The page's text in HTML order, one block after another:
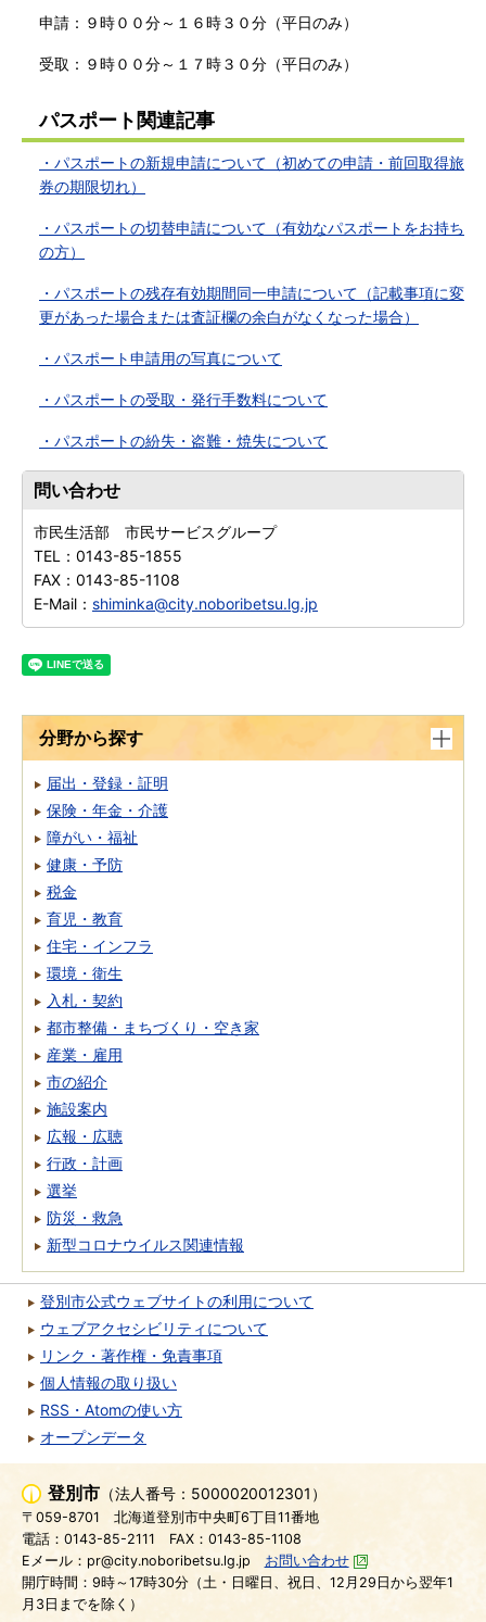
申請：９時００分～１６時３０分（平日のみ）
受取：９時００分～１７時３０分（平日のみ）
パスポート関連記事
・パスポートの新規申請について（初めての申請・前回取得旅
券の期限切れ）
・パスポートの切替申請について（有効なパスポートをお持ち
の方）
・パスポートの残存有効期間同一申請について（記載事項に変
更があった場合または査証欄の余白がなくなった場合）
・パスポート申請用の写真について
・パスポートの受取・発行手数料について
・パスポートの紛失・盗難・焼失について
問い合わせ
市民生活部 市民サービスグループ
TEL： 0143-85-1855
FAX： 0143-85-1108
E-Mail： shiminka@city.noboribetsu.lg.jp
分野から探す
届出・登録・証明
保険・年金・介護
障がい・福祉
健康・予防
税金
育児・教育
住宅・インフラ
環境・衛生
入札・契約
都市整備・まちづくり・空き家
産業・雇用
市の紹介
施設案内
広報・広聴
行政・計画
選挙
防災・救急
新型コロナウイルス関連情報
登別市公式ウェブサイトの利用について
ウェブアクセシビリティについて
リンク・著作権・免責事項
個人情報の取り扱い
RSS・Atomの使い方
オープンデータ
登別市 （法人番号：5000020012301）
〒059-8701
北海道登別市中央町6丁目11番地
電話：0143-85-2111
FAX：0143-85-1108
Eメール：pr@city.noboribetsu.lg.jp
お問い合わせ
開庁時間：9時～17時30分（土・日曜日、祝日、12月29日から翌年1
月3日までを除く）